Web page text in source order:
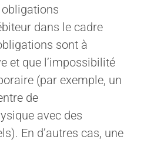
dans le cadre
sont à
et que l’impossibilité
(par exemple, un
de
avec des
En d’autres cas, une